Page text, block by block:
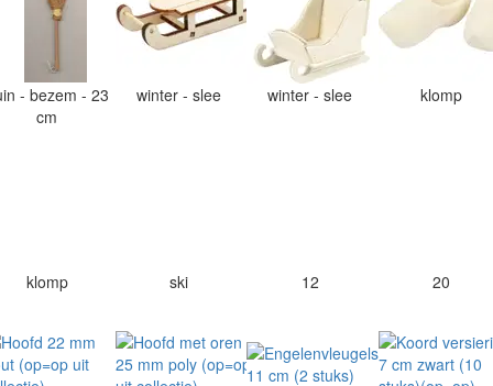
- bezem - 23
cm
winter - slee winter - slee klomp
klomp ski 12 20